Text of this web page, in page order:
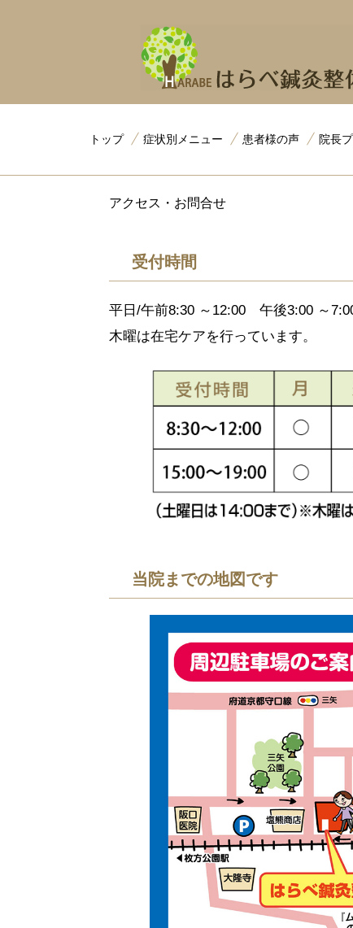
トップ 症状別メニュー 患者様の声 院長
アクセス・お問合せ
受付時間
平日/午前8:30 ～12:00 午後3:00 ～
木曜は在宅ケアを行っています。
当院までの地図です